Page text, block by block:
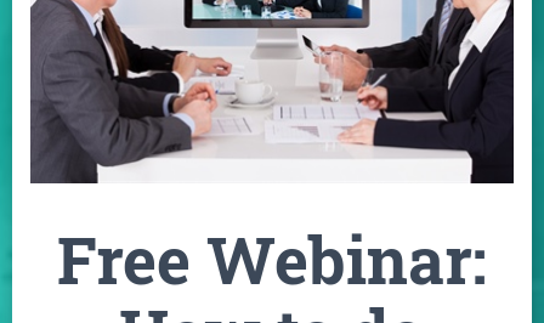
Free Webinar: